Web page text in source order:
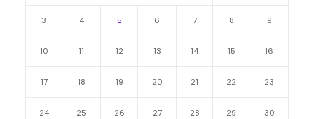
3 4 5 6 7 8 9
10 11 12 13 14 15 16
17 18 19 20 21 22 23
24 25 26 27 28 29 30